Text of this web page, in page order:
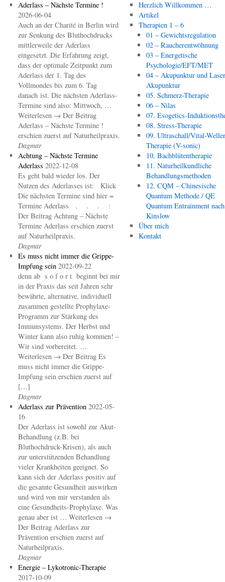
Aderlass – Nächste Termine !
2026-06-04
Auch an der Charité in Berlin wird
zur Senkung des Bluthochdrucks
mittlerweile der Aderlass
eingesetzt. Die Erfahrung zeigt,
dass der optimale Zeitpunkt zum
Aderlass der 1. Tag des
Vollmondes bis zum 6. Tag
danach ist. Die nächsten Aderlass-
Termine sind also: Mittwoch, …
Weiterlesen → Der Beitrag
Aderlass – Nächste Termine !
erschien zuerst auf Naturheilpraxis.
Dagmar
Achtung – Nächste Termine
Aderlass 2022-12-08
Es geht bald wieder los. Der
Nutzen des Aderlasses ist: Klick
Die nächsten Termine sind hier =
Termine Aderlass . . . :
Der Beitrag Achtung – Nächste
Termine Aderlass erschien zuerst
auf Naturheilpraxis.
Dagmar
Es muss nicht immer die Grippe-
Impfung sein 2022-09-22
denn ab s o f o r t beginnt bei mir
in der Praxis das seit Jahren sehr
bewährte, alternative, individuell
zusammen gestellte Prophylaxe-
Programm zur Stärkung des
Immunsystems. Der Herbst und
Winter kann also ruhig kommen! –
Wir sind vorbereitet. …
Weiterlesen → Der Beitrag Es
muss nicht immer die Grippe-
Impfung sein erschien zuerst auf
[…]
Dagmar
Aderlass zur Prävention 2022-05-
16
Der Aderlass ist sowohl zur Akut-
Behandlung (z.B. bei
Bluthochdruck-Krisen), als auch
zur unterstützenden Behandlung
vieler Krankheiten geeignet. So
kann sich der Aderlass positiv auf
die gesamte Gesundheit auswirken
und wird von mir verstanden als
eine Gesundheits-Prophylaxe. Was
genau aber ist … Weiterlesen →
Der Beitrag Aderlass zur
Prävention erschien zuerst auf
Naturheilpraxis.
Dagmar
Energie – Lykotronic-Therapie
2017-10-09
Herzlich Willkommen …
Artikel
Therapien 1 – 6
01 – Gewichtsregulation
02 – Raucherentwöhnung
03 – Energetische
Psychologie/EFT/MET
04 – Akupunktur und
Akupunktur
05. Schmerz-Therapie
06 – Nilas
07. Esogetics-
08. Stress-Therapie
09. Ultraschall/Vital-
Therapie (V-sonic)
10. Bachblütentherapie
11. Naturheilkundliche
Behandlungsmethoden
12. CQM – Chinesische
Quantum Methode / QE
Quantum Entrainment nach
Kinslow
Über mich
Kontakt